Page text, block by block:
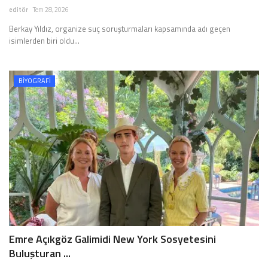
editör Tem 28, 2026
Berkay Yıldız, organize suç soruşturmaları kapsamında adı geçen
isimlerden biri oldu…
BİYOGRAFİ
Emre Açıkgöz Galimidi New York Sosyetesini
Buluşturan ...